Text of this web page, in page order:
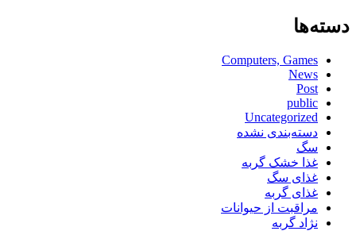
دسته‌ها
Computers, Games
News
Post
public
Uncategorized
دسته‌بندی نشده
سگ
غذا خشک گربه
غذای سگ
غذای گربه
مراقبت از حیوانات
نژاد گربه